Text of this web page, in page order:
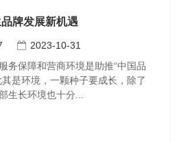
牌发展新机遇
2023-10-31
务保障和营商环境是助推“中国品
是环境，一颗种子要成长，除了
生长环境也十分...